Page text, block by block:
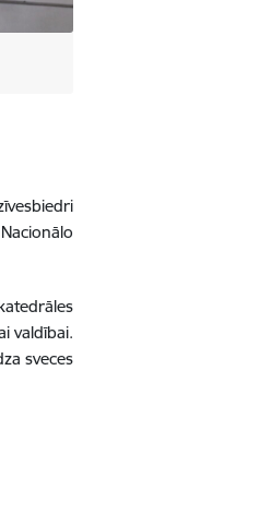
valdībai.
sveces